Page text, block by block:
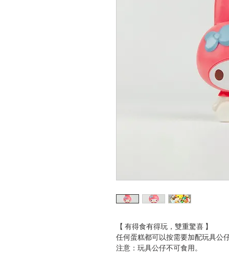
【 有得食有得玩，雙重驚喜 】
任何蛋糕都可以按需要加配玩具公
注意：玩具公仔不可食用。